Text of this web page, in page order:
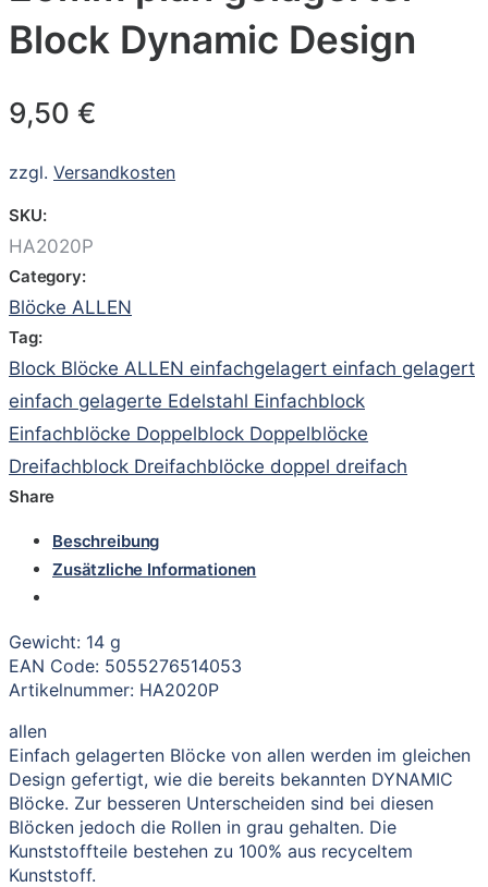
Block Dynamic Design
9,50 €
zzgl. Versandkosten
SKU:
HA2020P
Category:
Blöcke ALLEN
Tag:
Block Blöcke ALLEN einfachgelagert einfach gelagert
einfach gelagerte Edelstahl Einfachblock
Einfachblöcke Doppelblock Doppelblöcke
Dreifachblock Dreifachblöcke doppel dreifach
Share
Beschreibung
Zusätzliche Informationen
Gewicht: 14 g
EAN Code: 5055276514053
Artikelnummer: HA2020P
allen
Einfach gelagerten Blöcke von allen werden im gleichen
Design gefertigt, wie die bereits bekannten DYNAMIC
Blöcke. Zur besseren Unterscheiden sind bei diesen
Blöcken jedoch die Rollen in grau gehalten. Die
Kunststoffteile bestehen zu 100% aus recyceltem
Kunststoff.